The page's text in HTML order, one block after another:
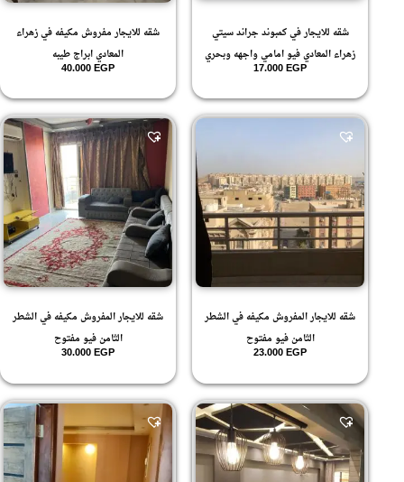
شقه للايجار في كمبوند جراند سيتي
زهراء المعادي فيو امامي واجهه وبحري
17.000EGP
شقه للايجار مفروش مكيفه في زهراء
المعادي ابراج طيبه
40.000EGP
شقه للايجار المفروش مكيفه في الشطر
الثامن فيو مفتوح
23.000EGP
شقه للايجار المفروش مكيفه في الشطر
الثامن فيو مفتوح
30.000EGP